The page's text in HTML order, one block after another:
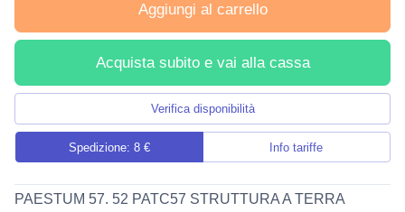
Aggiungi al carrello
Acquista subito e vai alla cassa
Verifica disponibilità
Spedizione: 8 € Info tariffe
PAESTUM 57. 52 PATC57 STRUTTURA A TERRA